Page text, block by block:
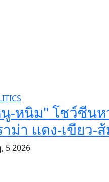
-หนิม" โชว์ซีนห
ม่า แดง-เขียว-
5 2026